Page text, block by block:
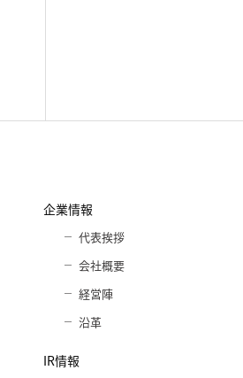
企業情報
代表挨拶
会社概要
経営陣
沿革
IR情報